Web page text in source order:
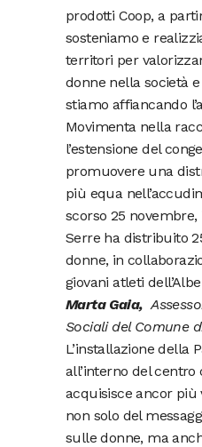
prodotti Coop, a
sosteniamo e
territori per
donne nella società
stiamo affiancando
Movimenta nella
l’estensione del
promuovere una
più equa
scorso 25
Serre ha distribuito
donne, in
giovani atleti
Marta Gaia,
Sociali del Comune
L’installazione della
all’interno del
acquisisce ancor più
non solo del
sulle donne, ma